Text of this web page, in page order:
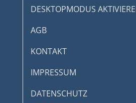
DESKTOPMODUS
AGB
KONTAKT
IMPRESSUM
DATENSCHUTZ